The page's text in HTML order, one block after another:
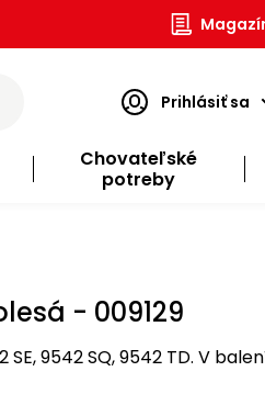
Prihlásiť sa
Chovateľské
potreby
- 009129
SE, 9542 SQ, 9542 TD. V